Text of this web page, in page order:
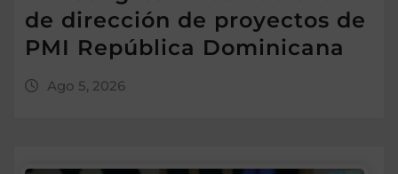
de dirección de proyectos de
PMI República Dominicana
Ago 5, 2026